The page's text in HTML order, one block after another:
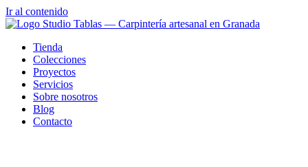
Ir al contenido
Tienda
Colecciones
Proyectos
Servicios
Sobre nosotros
Blog
Contacto